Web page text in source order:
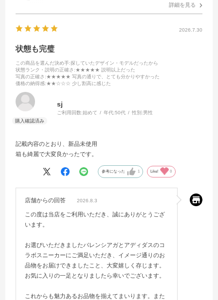
詳細を見る
2026.7.30
状態も完璧
この商品を選んだ決め手:探していたデザイン・モデルだったから
状態ランク・説明の正確さ :★★★★★ 説明以上だった
写真の正確さ :★★★★★ 写真の通りで、とても分かりやすかった
価格の納得感:★★☆☆☆ 少し割高に感じた
sj
ご利用回数:始めて 年代:50代 性別:男性
記載内容のとおり、新品未使用
箱も綺麗で大変良かったです。
参考になった 1 Like! 0
店舗からの回答 2026.8.3
この度は当店をご利用いただき、誠にありがとうござ
います。
お選びいただきましたバレンシアガとアディダスのコ
ラボスニーカーにご満足いただき、イメージ通りのお
品物をお届けできましたこと、大変嬉しく存じます。
お気に入りの一足となりましたら幸いでございます。
これからも魅力あるお品物を揃えてまいります。また